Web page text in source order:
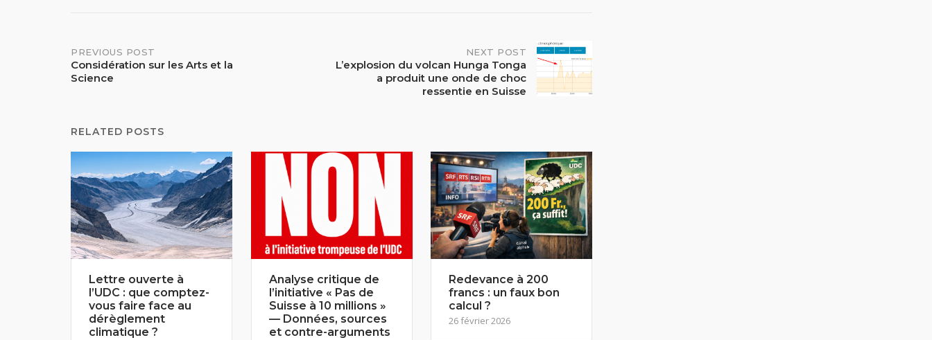
Post
navigation
PREVIOUS POST
Considération sur les Arts et la
Science
NEXT POST
L’explosion du volcan Hunga Tonga
a produit une onde de choc
ressentie en Suisse
RELATED POSTS
Lettre ouverte à
l’UDC : que comptez-
vous faire face au
dérèglement
climatique ?
Analyse critique de
l’initiative « Pas de
Suisse à 10 millions »
— Données, sources
et contre-arguments
Redevance à 200
francs : un faux bon
calcul ?
26 février 2026